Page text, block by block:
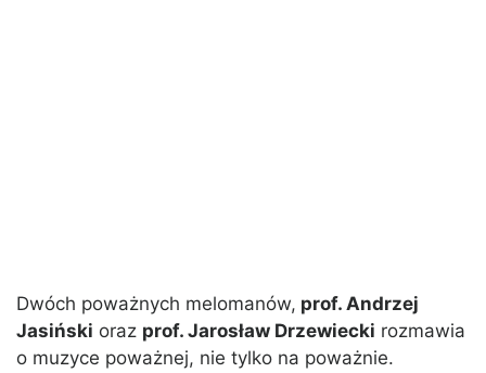
Dwóch poważnych melomanów, prof. Andrzej
Jasiński oraz prof. Jarosław Drzewiecki rozmawia
o muzyce poważnej, nie tylko na poważnie.